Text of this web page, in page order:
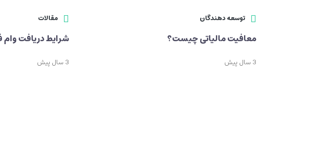
توسعه دهندگان
معافیت مالیاتی چیست؟
3 سال پیش
مقالات
شرایط دریافت وام
3 سال پیش